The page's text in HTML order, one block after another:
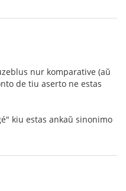
nur komparative (aŭ
de tiu aserto ne estas
kiu estas ankaŭ sinonimo